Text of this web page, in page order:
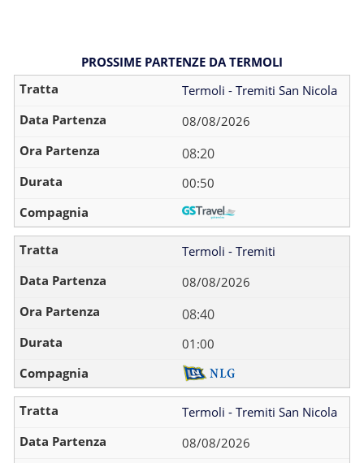
PROSSIME PARTENZE DA TERMOLI
Termoli - Tremiti San Nicola
08/08/2026
08:20
00:50
Termoli - Tremiti
08/08/2026
08:40
01:00
Termoli - Tremiti San Nicola
08/08/2026